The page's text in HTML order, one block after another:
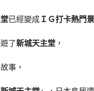
已經變成 ＩＧ打卡熱門
了新城天主堂 ，
事，